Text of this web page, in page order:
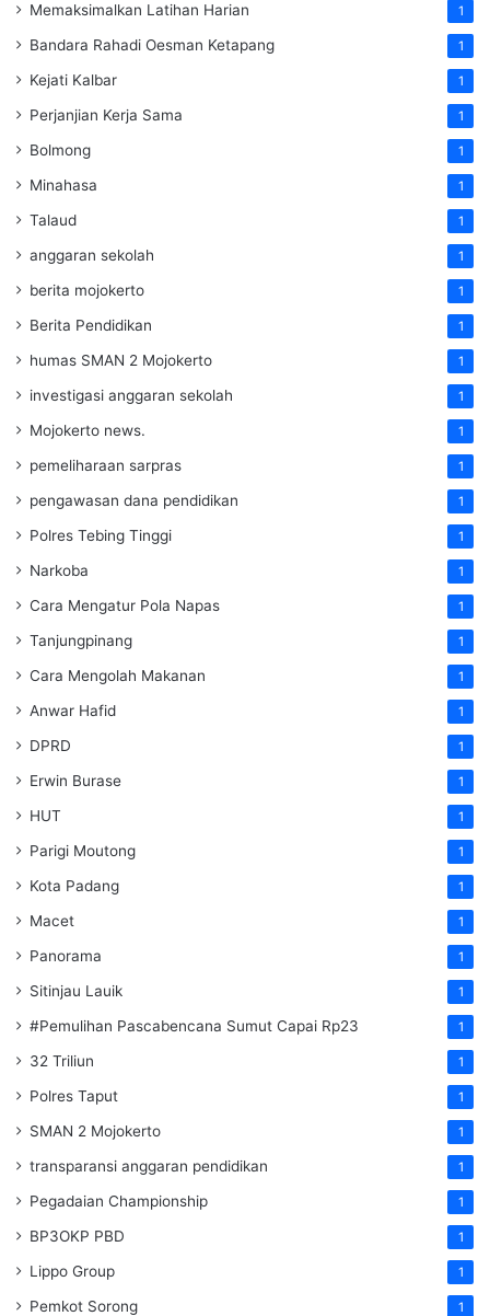
Memaksimalkan Latihan Harian 1
Bandara Rahadi Oesman Ketapang 1
Kejati Kalbar 1
Perjanjian Kerja Sama 1
Bolmong 1
Minahasa 1
Talaud 1
anggaran sekolah 1
berita mojokerto 1
Berita Pendidikan 1
humas SMAN 2 Mojokerto 1
investigasi anggaran sekolah 1
Mojokerto news. 1
pemeliharaan sarpras 1
pengawasan dana pendidikan 1
Polres Tebing Tinggi 1
Narkoba 1
Cara Mengatur Pola Napas 1
Tanjungpinang 1
Cara Mengolah Makanan 1
Anwar Hafid 1
DPRD 1
Erwin Burase 1
HUT 1
Parigi Moutong 1
Kota Padang 1
Macet 1
Panorama 1
Sitinjau Lauik 1
#Pemulihan Pascabencana Sumut Capai Rp23 1
32 Triliun 1
Polres Taput 1
SMAN 2 Mojokerto 1
transparansi anggaran pendidikan 1
Pegadaian Championship 1
BP3OKP PBD 1
Lippo Group 1
Pemkot Sorong 1